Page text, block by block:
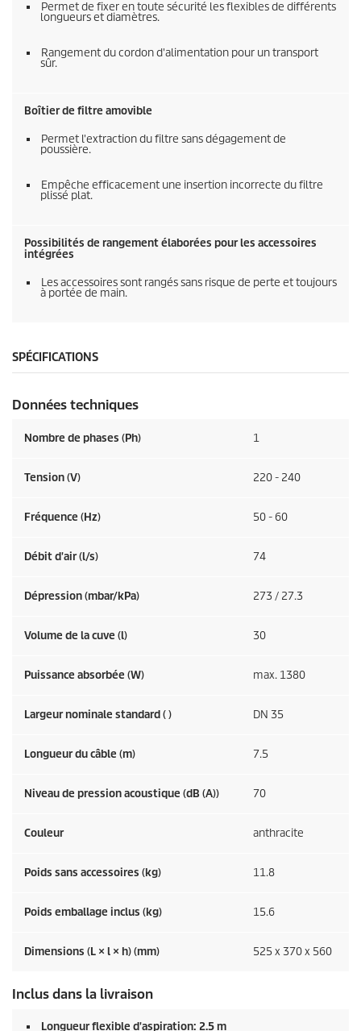
Permet de fixer en toute sécurité les flexibles de différents
longueurs et diamètres.
Rangement du cordon d'alimentation pour un transport
sûr.
Boîtier de filtre amovible
Permet l'extraction du filtre sans dégagement de
poussière.
Empêche efficacement une insertion incorrecte du filtre
plissé plat.
Possibilités de rangement élaborées pour les accessoires
intégrées
Les accessoires sont rangés sans risque de perte et toujours
à portée de main.
SPÉCIFICATIONS
Données techniques
Nombre de phases (Ph) 1
Tension (V) 220 - 240
Fréquence (Hz) 50 - 60
Débit d'air (l/s) 74
Dépression (mbar/kPa) 273 / 27.3
Volume de la cuve (l) 30
Puissance absorbée (W) max. 1380
Largeur nominale standard ( ) DN 35
Longueur du câble (m) 7.5
Niveau de pression acoustique (dB (A)) 70
Couleur anthracite
Poids sans accessoires (kg) 11.8
Poids emballage inclus (kg) 15.6
Dimensions (L × l × h) (mm) 525 x 370 x 560
Inclus dans la livraison
Longueur flexible d'aspiration: 2.5 m